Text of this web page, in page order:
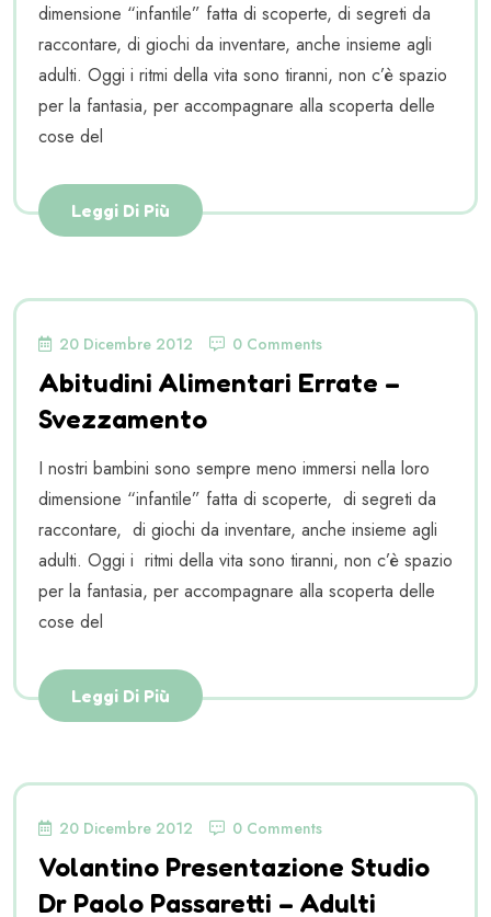
dimensione “infantile” fatta di scoperte, di segreti da
raccontare, di giochi da inventare, anche insieme agli
adulti. Oggi i ritmi della vita sono tiranni, non c’è spazio
per la fantasia, per accompagnare alla scoperta delle
cose del
Leggi Di Più
20 Dicembre 2012 0 Comments
Abitudini Alimentari Errate –
Svezzamento
I nostri bambini sono sempre meno immersi nella loro
dimensione “infantile” fatta di scoperte, di segreti da
raccontare, di giochi da inventare, anche insieme agli
adulti. Oggi i ritmi della vita sono tiranni, non c’è spazio
per la fantasia, per accompagnare alla scoperta delle
cose del
Leggi Di Più
20 Dicembre 2012 0 Comments
Volantino Presentazione Studio
Dr Paolo Passaretti – Adulti